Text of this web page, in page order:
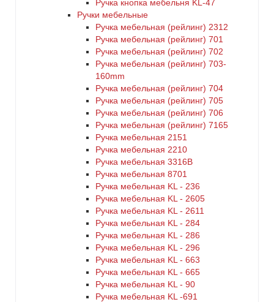
Ручка кнопка мебельня KL-47
Ручки мебельные
Ручка мебельная (рейлинг) 2312
Ручка мебельная (рейлинг) 701
Ручка мебельная (рейлинг) 702
Ручка мебельная (рейлинг) 703-
160mm
Ручка мебельная (рейлинг) 704
Ручка мебельная (рейлинг) 705
Ручка мебельная (рейлинг) 706
Ручка мебельная (рейлинг) 7165
Ручка мебельная 2151
Ручка мебельная 2210
Ручка мебельная 3316B
Ручка мебельная 8701
Ручка мебельная KL - 236
Ручка мебельная KL - 2605
Ручка мебельная KL - 2611
Ручка мебельная KL - 284
Ручка мебельная KL - 286
Ручка мебельная KL - 296
Ручка мебельная KL - 663
Ручка мебельная KL - 665
Ручка мебельная KL - 90
Ручка мебельная KL -691